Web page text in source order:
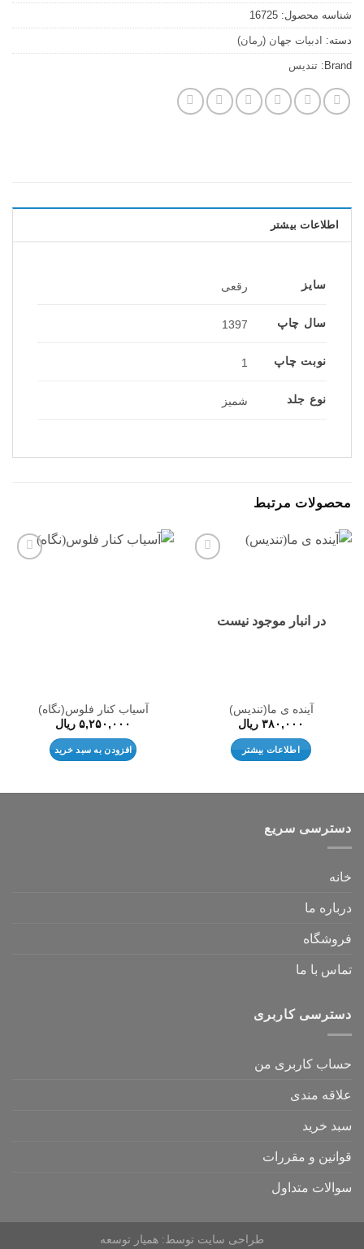
شناسه محصول: 16725
دسته: ادبیات جهان (رمان)
Brand: تندیس
اطلاعات بیشتر
سایز رقعی
سال چاپ 1397
نوبت چاپ 1
نوع جلد شمیز
محصولات مرتبط
در انبار موجود نیست
آینده ی ما(تندیس)
۳۸۰,۰۰۰ ریال
اطلاعات بیشتر
آسیاب کنار فلوس(نگاه)
۵,۲۵۰,۰۰۰ ریال
افزودن به سبد خرید
دسترسی سریع
خانه
درباره ما
فروشگاه
تماس با ما
دسترسی کاربری
حساب کاربری من
علاقه مندی
سبد خرید
قوانین و مقررات
سوالات متداول
طراحی سایت توسط: همیار توسعه